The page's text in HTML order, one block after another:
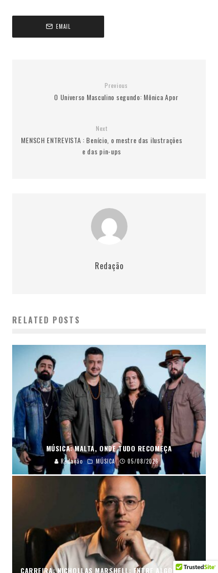
EMAIL
Previous
O Universo Masculino segundo: Mônica Apor
Next
MENSCH ENTREVISTA : Benício, o mestre das ilustrações
e das pin-ups
Redação
RELATED POSTS
MÚSICA: MALTA, ONDE TUDO RECOMEÇA
Redação MÚSICA 05/08/2026
CARREIRA: NICHOLLAS MARSHELL: ENTRE ALGORITMOS